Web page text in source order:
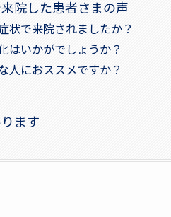
院した患者さまの声
状で来院されましたか？
はいかがでしょうか？
人におススメですか？
ます